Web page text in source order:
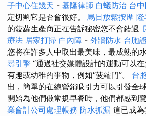
子中心住幾天 - 基隆律師 白蟻防治 台
定切割它是否會很好。 烏日放鬆按摩 隆
的菠蘿生產商正在告訴秘密您不會錯過
療法 居家打掃 白內障 - 外牆防水 台胞
您將在許多人中取出最美味，最成熟的
尋引擎 “通過社交媒體設計的運動可以
有趣或幼稚的事物，例如“菠蘿門”。 台
出，簡單的在線營銷吸引力可以引發全
開始為他們做常規早餐時，他們都感到
業會計公司處理帳務 防水抓漏 這已成